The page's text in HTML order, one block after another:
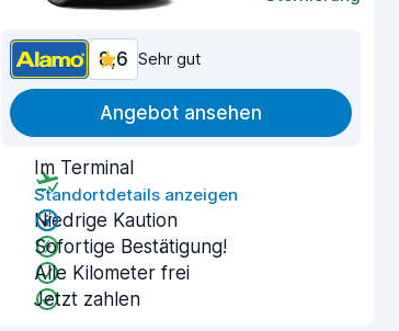
8,6 Sehr gut
Angebot ansehen
Im Terminal
Standortdetails anzeigen
Niedrige Kaution
Sofortige Bestätigung!
Alle Kilometer frei
Jetzt zahlen